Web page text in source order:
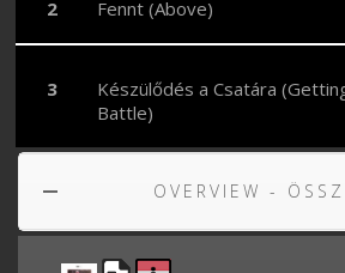
Fennt (Above)
Készülődés a Csatára
Battle)
OVERVIEW -